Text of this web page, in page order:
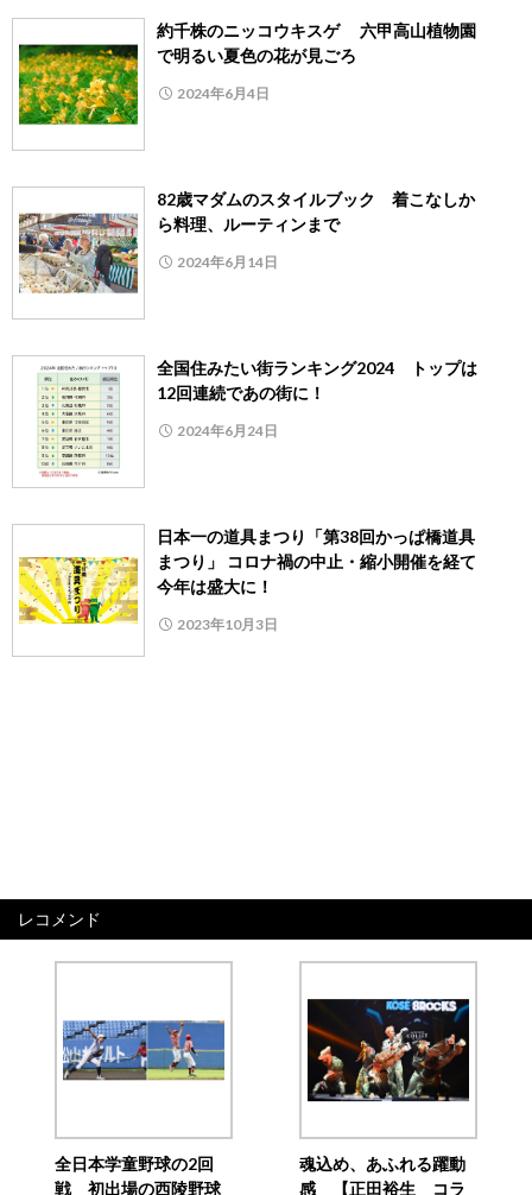
約千株のニッコウキスゲ 六甲高山植物園
で明るい夏色の花が見ごろ
2024年6月4日
82歳マダムのスタイルブック 着こなしか
ら料理、ルーティンまで
2024年6月14日
全国住みたい街ランキング2024 トップは
12回連続であの街に！
2024年6月24日
日本一の道具まつり「第38回かっぱ橋道具
まつり」 コロナ禍の中止・縮小開催を経て
今年は盛大に！
2023年10月3日
レコメンド
全日本学童野球の2回
戦 初出場の西陵野球
魂込め、あふれる躍動
感 【正田裕生 コラ